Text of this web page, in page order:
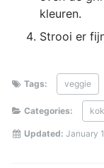
kleuren.
Strooi er
Tags: veggie
Categories:
Updated: January